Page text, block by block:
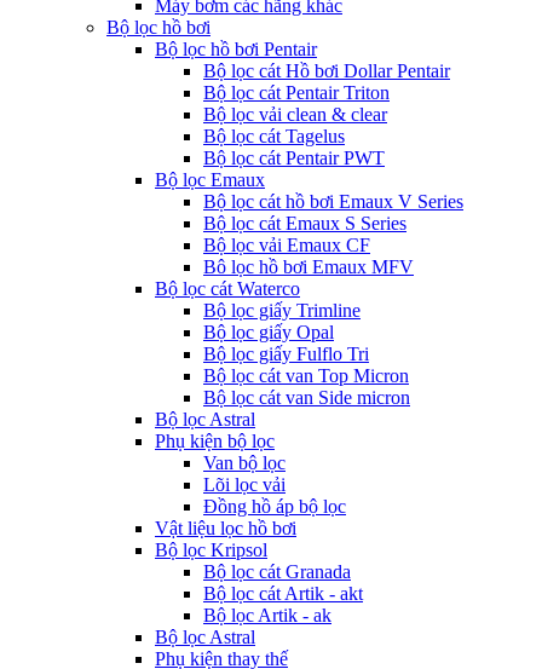
Máy bơm các hãng khác
Bộ lọc hồ bơi
Bộ lọc hồ bơi Pentair
Bộ lọc cát Hồ bơi Dollar Pentair
Bộ lọc cát Pentair Triton
Bộ lọc vải clean & clear
Bộ lọc cát Tagelus
Bộ lọc cát Pentair PWT
Bộ lọc Emaux
Bộ lọc cát hồ bơi Emaux V Series
Bộ lọc cát Emaux S Series
Bộ lọc vải Emaux CF
Bô lọc hồ bơi Emaux MFV
Bộ lọc cát Waterco
Bộ lọc giấy Trimline
Bộ lọc giấy Opal
Bộ lọc giấy Fulflo Tri
Bộ lọc cát van Top Micron
Bộ lọc cát van Side micron
Bộ lọc Astral
Phụ kiện bộ lọc
Van bộ lọc
Lõi lọc vải
Đồng hồ áp bộ lọc
Vật liệu lọc hồ bơi
Bộ lọc Kripsol
Bộ lọc cát Granada
Bộ lọc cát Artik - akt
Bộ lọc Artik - ak
Bộ lọc Astral
Phụ kiện thay thế